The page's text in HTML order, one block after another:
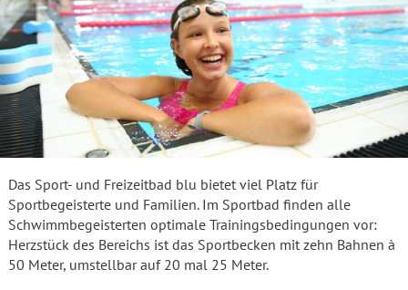
Das Sport- und Freizeitbad blu bietet viel Platz für
Sportbegeisterte und Familien. Im Sportbad finden alle
Schwimmbegeisterten optimale Trainingsbedingungen vor:
Herzstück des Bereichs ist das Sportbecken mit zehn Bahnen à
50 Meter, umstellbar auf 20 mal 25 Meter.